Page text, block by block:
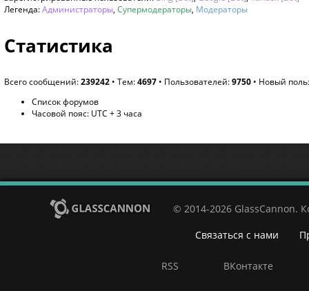
Легенда:Администраторы, Супермодераторы, Модераторы
Статистика
Всего сообщений:239242 • Тем:4697 • Пользователей:9750 • Новый
Список форумов
Часовой пояс: UTC + 3 часа
© 2014-2026 GlassCannon.
Связаться с нами
RSS ВКонтакте